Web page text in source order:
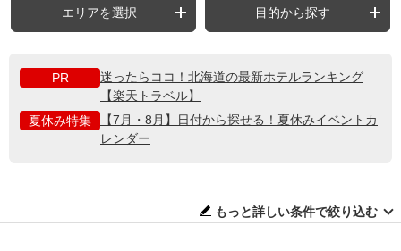
エリアを選択 目的から探す
PR
迷ったらココ！北海道の最新ホテルランキング
【楽天トラベル】
夏休み特集
【7月・8月】日付から探せる！夏休みイベントカ
レンダー
もっと詳しい条件で絞り込む